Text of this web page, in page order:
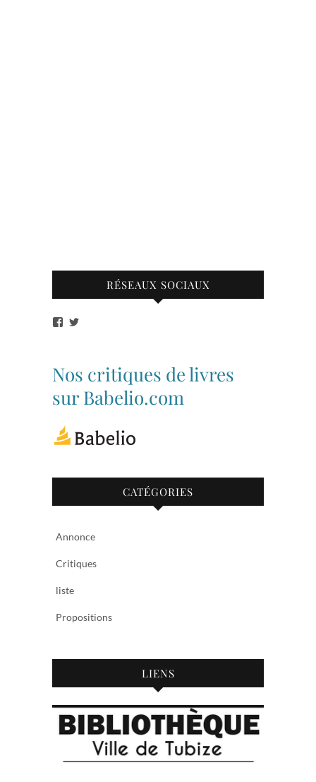
RÉSEAUX SOCIAUX
Voir
bibliothequetubize
sur
Facebook
Tuclasakoi
sur
Twitter
Nos critiques de livres
sur Babelio.com
CATÉGORIES
Annonce
Critiques
liste
Propositions
LIENS